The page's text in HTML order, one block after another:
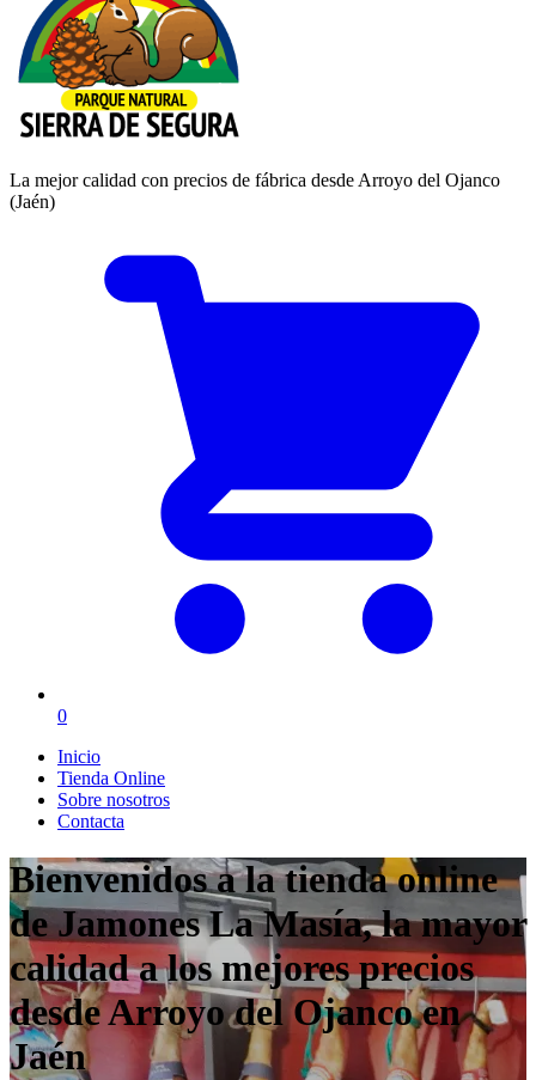
La mejor calidad con precios de fábrica desde Arroyo del Ojanco
(Jaén)
0
Inicio
Tienda Online
Sobre nosotros
Contacta
Bienvenidos a la tienda online
de Jamones La Masía, la mayor
calidad a los mejores precios
desde Arroyo del Ojanco en
Jaén